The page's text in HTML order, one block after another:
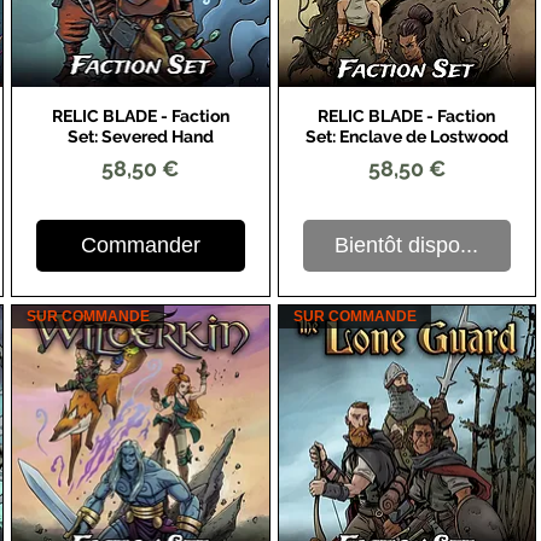
Aperçu rapide
RELIC BLADE - Faction
Set: Severed Hand
Prix
58,50 €
Commander
Aperçu rapide
RELIC BLADE - Faction
Set: Enclave de Lostwood
Prix
58,50 €
Bientôt dispo...
SUR COMMANDE SUR COMMANDE